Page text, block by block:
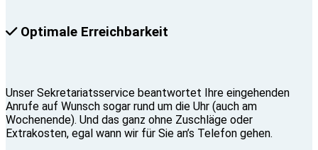
Optimale Erreichbarkeit
Unser Sekretariatsservice beantwortet Ihre eingehenden
Anrufe auf Wunsch sogar rund um die Uhr (auch am
Wochenende). Und das ganz ohne Zuschläge oder
Extrakosten, egal wann wir für Sie an’s Telefon gehen.